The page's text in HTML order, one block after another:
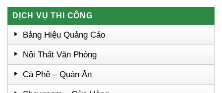
DỊCH VỤ THI CÔNG
Bảng Hiệu Quảng Cáo
Nội Thất Văn Phòng
Cà Phê – Quán Ăn